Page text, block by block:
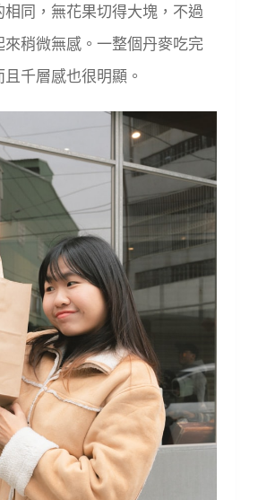
相同，無花果切得大塊，不過
來稍微無感。一整個丹麥吃完
千層感也很明顯。